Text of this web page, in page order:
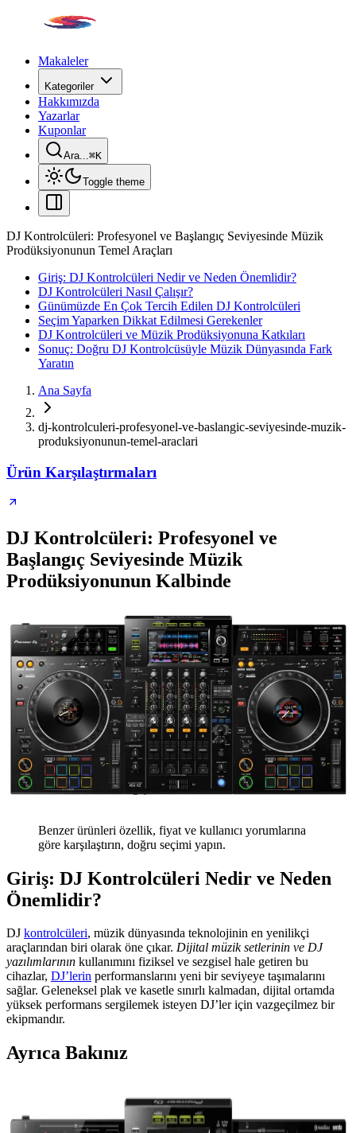
Makaleler
Kategoriler
Hakkımızda
Yazarlar
Kuponlar
Ara...⌘K
Toggle theme
DJ Kontrolcüleri: Profesyonel ve Başlangıç Seviyesinde Müzik
Prodüksiyonunun Temel Araçları
Giriş: DJ Kontrolcüleri Nedir ve Neden Önemlidir?
DJ Kontrolcüleri Nasıl Çalışır?
Günümüzde En Çok Tercih Edilen DJ Kontrolcüleri
Seçim Yaparken Dikkat Edilmesi Gerekenler
DJ Kontrolcüleri ve Müzik Prodüksiyonuna Katkıları
Sonuç: Doğru DJ Kontrolcüsüyle Müzik Dünyasında Fark
Yaratın
Ana Sayfa
dj-kontrolculeri-profesyonel-ve-baslangic-seviyesinde-muzik-
produksiyonunun-temel-araclari
Ürün Karşılaştırmaları
DJ Kontrolcüleri: Profesyonel ve
Başlangıç Seviyesinde Müzik
Prodüksiyonunun Kalbinde
Benzer ürünleri özellik, fiyat ve kullanıcı yorumlarına
göre karşılaştırın, doğru seçimi yapın.
Giriş: DJ Kontrolcüleri Nedir ve Neden
Önemlidir?
DJ kontrolcüleri, müzik dünyasında teknolojinin en yenilikçi
araçlarından biri olarak öne çıkar. Dijital müzik setlerinin ve DJ
yazılımlarının kullanımını fiziksel ve sezgisel hale getiren bu
cihazlar, DJ’lerin performanslarını yeni bir seviyeye taşımalarını
sağlar. Geleneksel plak ve kasetle sınırlı kalmadan, dijital ortamda
yüksek performans sergilemek isteyen DJ’ler için vazgeçilmez bir
ekipmandır.
Ayrıca Bakınız
DDJ-FLX4 ile 2025'te DJ Performansınızı Baştan
Yazın: 5 Nedeni